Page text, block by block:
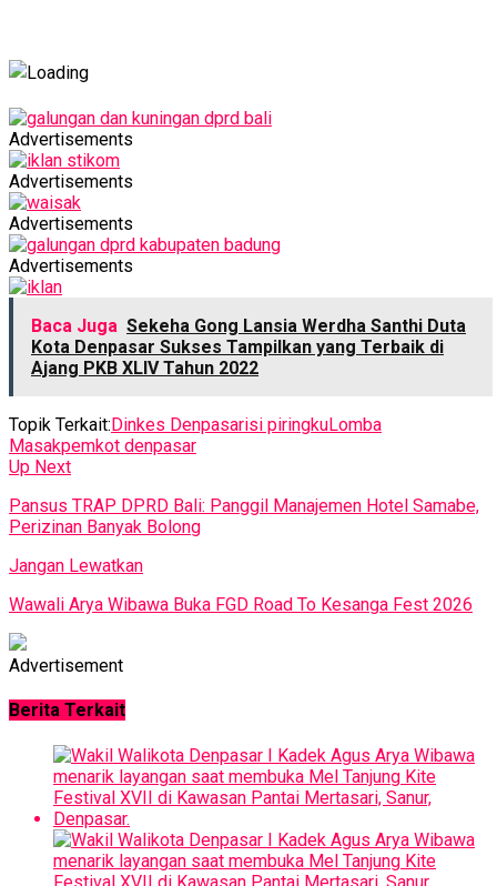
Advertisements
Advertisements
Advertisements
Advertisements
Baca Juga Sekeha Gong Lansia Werdha Santhi Duta
Kota Denpasar Sukses Tampilkan yang Terbaik di
Ajang PKB XLIV Tahun 2022
Topik Terkait:Dinkes Denpasarisi piringkuLomba
Masakpemkot denpasar
Up Next
Pansus TRAP DPRD Bali: Panggil Manajemen Hotel Samabe,
Perizinan Banyak Bolong
Jangan Lewatkan
Wawali Arya Wibawa Buka FGD Road To Kesanga Fest 2026
Advertisement
Berita Terkait